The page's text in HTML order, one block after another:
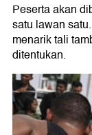
Peserta akan
satu lawan
menarik tali
ditentukan.